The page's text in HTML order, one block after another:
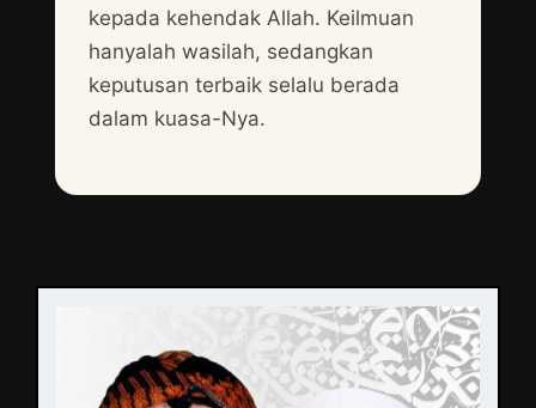
kepada kehendak Allah. Keilmuan
hanyalah wasilah, sedangkan
keputusan terbaik selalu berada
dalam kuasa-Nya.